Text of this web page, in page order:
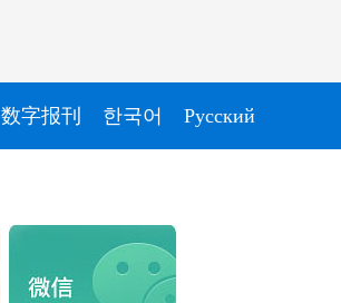
数字报刊 한국어 Pусский